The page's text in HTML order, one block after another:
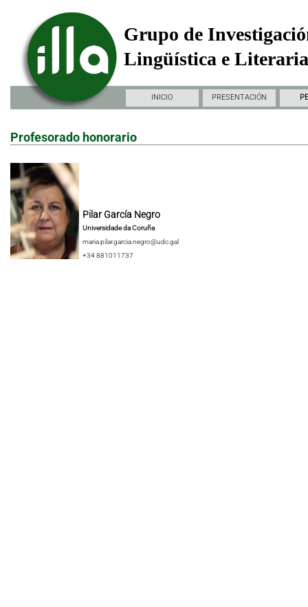
Grupo de
Lingüística e
INICIO PRESENTACIÓN
Profesorado honorario
Pilar García Negro
Universidade da Coruña
maria.pilar.garcia.negro@udc.gal
+34 881011737